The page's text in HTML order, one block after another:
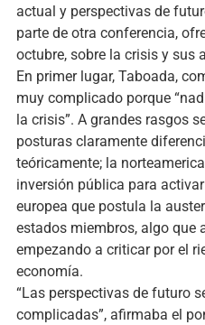
actual y perspectivas de
parte de otra conferencia,
octubre, sobre la crisis y sus
En primer lugar, Taboada,
muy complicado porque
la crisis”. A grandes rasgos
posturas claramente
teóricamente; la
inversión pública para
europea que postula la
estados miembros, algo que
empezando a criticar por el
economía.
“Las perspectivas de futuro
complicadas”, afirmaba el